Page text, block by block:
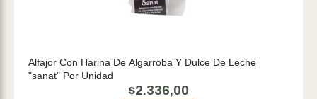
Alfajor Con Harina De Algarroba Y Dulce De Leche
"sanat" Por Unidad
$2.336,00